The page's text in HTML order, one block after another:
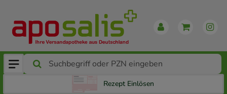
Rezept Einlösen